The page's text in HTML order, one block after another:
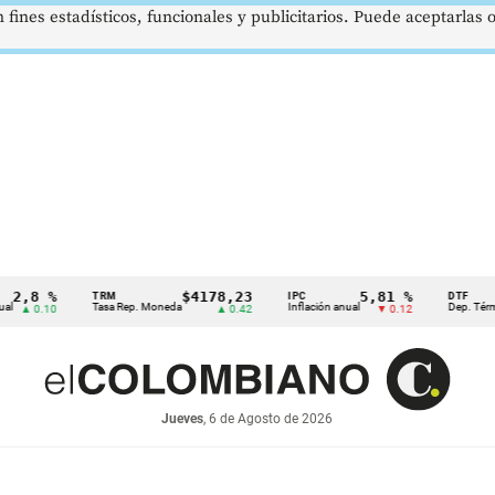
%
Tasa Rep. Moneda
$4178,23
▲ 0.42 Inflación anual
5,81 %
▼ 0.12 Dep. Término
Jueves, 6 de Agosto de 2026
estadísticos, funcionales y publicitarios. Puede aceptarlas